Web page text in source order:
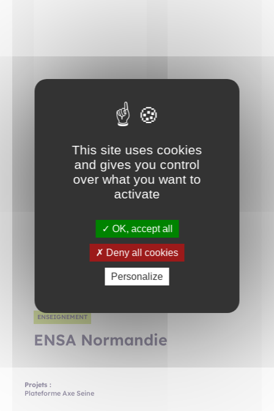
ENSEIGNEMENT
ENSA Normandie
Projets :
Plateforme Axe Seine
This site uses cookies
and gives you control
over what you want to
activate
OK, accept all
Deny all cookies
Personalize